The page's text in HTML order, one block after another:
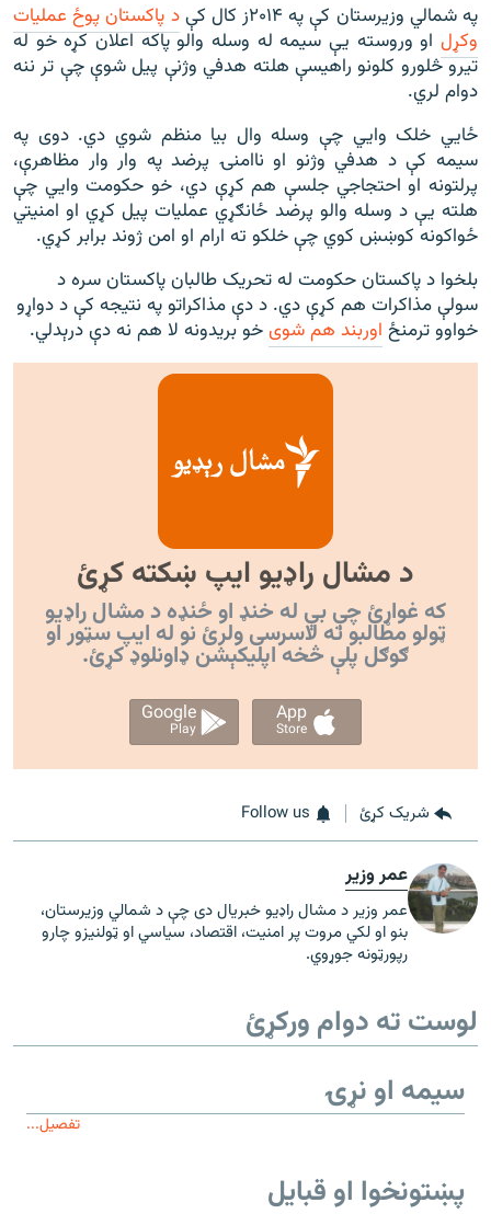
په شمالي وزيرستان کې په ۲۰۱۴ز کال کې
د پاکستان پوځ عمليات
وکړل او وروسته يې سيمه له وسله والو پاکه اعلان کړه خو له
تيرو څلورو کلونو راهيسې هلته هدفي وژنې پیل شوې چې تر ننه
دوام لري.
ځايي خلک وايي چې وسله وال بيا منظم شوي دي. دوی په
سيمه کې د هدفي وژنو او ناامنۍ پرضد په وار وار مظاهرې،
پرلتونه او احتجاجي جلسې هم کړې دي، خو حکومت وايي چې
هلته يې د وسله والو پرضد ځانګړي عمليات پیل کړي او امنيتي
ځواکونه کوښښ کوي چې خلکو ته ارام او امن ژوند برابر کړي.
بلخوا د پاکستان حکومت له تحريک طالبان پاکستان سره د
سولې مذاکرات هم کړې دي. د دې مذاکراتو په نتيجه کې د دواړو
خواوو ترمنځ اوربند هم شویخو بریدونه لا هم نه دې درېدلي.
د مشال راډیو ایپ ښکته کړئ
که غواړئ چې بې له خنډ او ځنډه د مشال راډیو
ټولو مطالبو ته لاسرسی ولرئ نو له ایپ سټور او
ګوګل پلې څخه اپليکېشن ډاونلوډ کړئ.
App
Store
Google
Play
شریک کړئ Follow us
عمر وزیر
عمر وزیر د مشال راډیو خبریال دی چې د شمالي وزیرستان،
بنو او لکي مروت پر امنیت، اقتصاد، سیاسي او ټولنیزو چارو
رپورټونه جوړوي.
لوست ته دوام ورکړئ
سیمه او نړۍ
تفصیل...
پښتونخوا او قبایل